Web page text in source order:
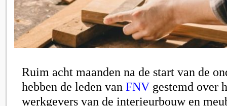
Ruim acht maanden na de start van de
hebben de leden van FNV gestemd over
werkgevers van de interieurbouw en